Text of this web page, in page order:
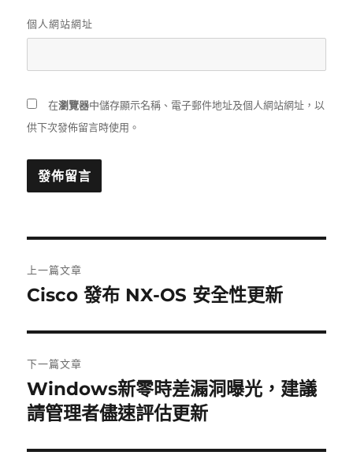
個人網站網址
在瀏覽器中儲存顯示名稱、電子郵件地址及個人網站網址，以
供下次發佈留言時使用。
章
覽
上一篇文章
上
篇
文
章:
Cisco 發布 NX-OS 安全性更新
下一篇文章
下
一
文
Windows新零時差漏洞曝光，建議
請管理者儘速評估更新